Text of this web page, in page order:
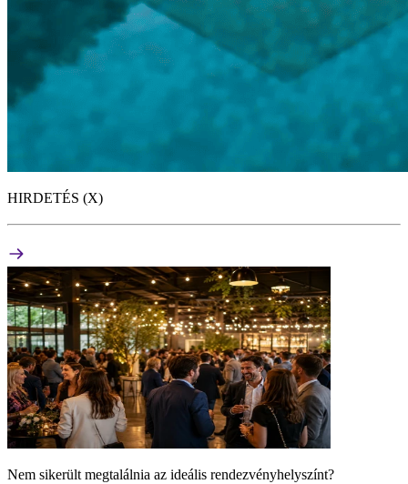
HIRDETÉS (X)
Nem sikerült megtalálnia az ideális rendezvényhelyszínt?